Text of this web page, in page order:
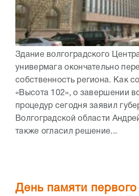
Здание волгоградского
универмага окончательно
собственность региона. Как
«Высота 102», о завершении
процедур сегодня заявил
Волгоградской области
также огласил решение...
День памяти первого